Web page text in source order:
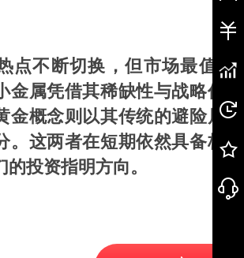
点不断切换，但市场最值
金属凭借其稀缺性与战略价
金概念则以其传统的避险属
。这两者在短期依然具备极
投资指明方向。